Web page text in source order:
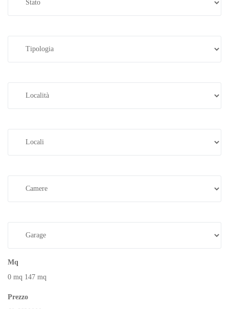
Mq
0 mq 147 mq
Prezzo